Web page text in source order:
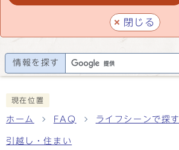
閉じる
情報を探す
現在位置
ホーム FAQ ライフシーンで探す
引越し・住まい